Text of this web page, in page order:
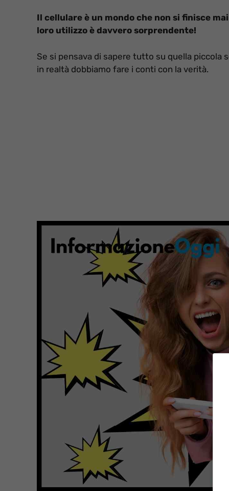
Il cellulare è un mondo che non si finisce
loro utilizzo è davvero sorprendente!
Se si pensava di sapere tutto su quella piccola
in realtà dobbiamo fare i conti con la verità.